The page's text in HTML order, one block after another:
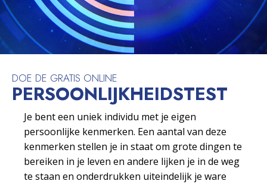
DOE DE GRATIS ONLINE
PERSOONLIJKHEIDS­TEST
Je bent een uniek individu met je eigen
persoonlijke kenmerken. Een aantal van deze
kenmerken stellen je in staat om grote dingen te
bereiken in je leven en andere lijken je in de weg
te staan en onderdrukken uiteindelijk je ware